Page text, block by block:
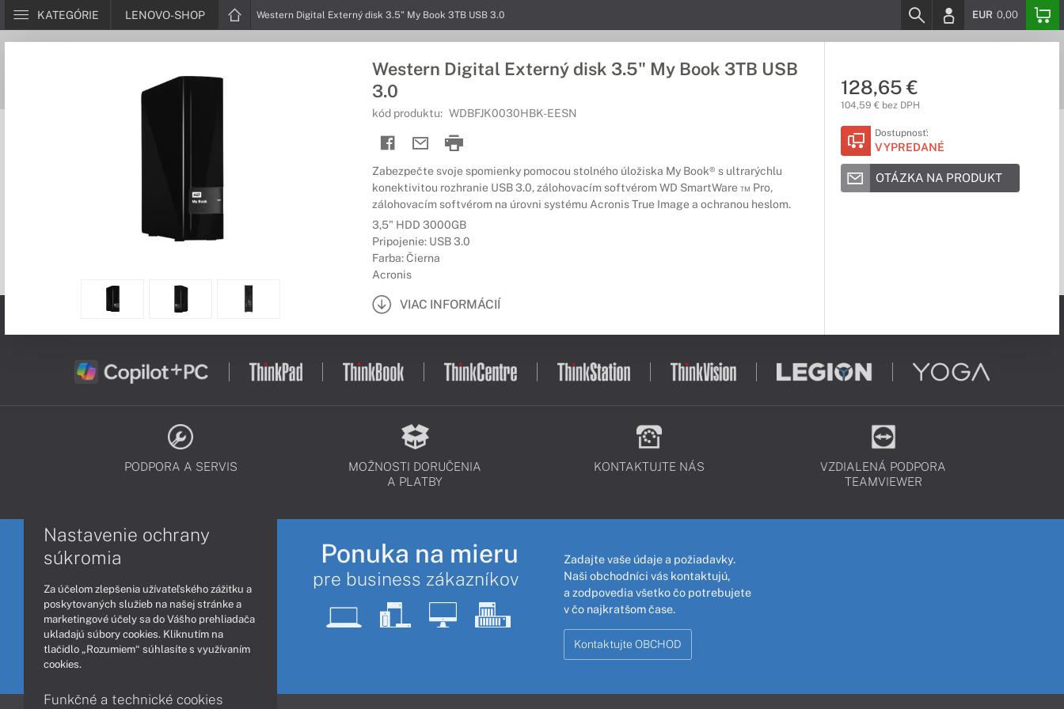
KATEGÓRIE LENOVO-SHOP Western Digital Externý disk 3.5" My Book 3TB USB 3.0 EUR 0,00
Western Digital Externý disk 3.5" My Book 3TB USB
3.0
kód produktu: WDBFJK0030HBK-EESN
Zabezpečte svoje spomienky pomocou stolného úložiska My Book® s ultrarýchlu
konektivitou rozhranie USB 3.0, zálohovacím softvérom WD SmartWare ™ Pro,
zálohovacím softvérom na úrovni systému Acronis True Image a ochranou heslom.
3,5" HDD 3000GB
Pripojenie: USB 3.0
Farba: Čierna
Acronis
VIAC INFORMÁCIÍ
128,65 €
104,59 € bez DPH
Dostupnosť:
VYPREDANÉ
OTÁZKA NA PRODUKT
PODPORA A SERVIS
MOŽNOSTI DORUČENIA
A PLATBY
KONTAKTUJTE NÁS
VZDIALENÁ PODPORA
TEAMVIEWER
Ponuka na mieru
pre business zákazníkov
Zadajte vaše údaje a požiadavky.
Naši obchodníci vás kontaktujú,
a zodpovedia všetko čo potrebujete
v čo najkratšom čase.
Kontaktujte OBCHOD
Nastavenie ochrany
súkromia
Za účelom zlepšenia užívateľského zážitku a
poskytovaných služieb na našej stránke a
marketingové účely sa do Vášho prehliadača
ukladajú súbory cookies. Kliknutím na
tlačidlo „Rozumiem“ súhlasíte s využívaním
cookies.
Funkčné a technické cookies